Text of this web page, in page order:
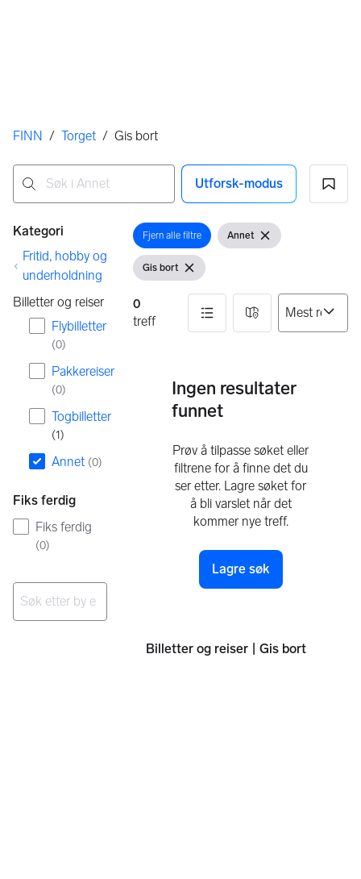
Her er du
FINN / Torget / Gis bort
Utforsk-modus
Filtre
Kategori
Fritid, hobby og
underholdning
Billetter og reiser
Flybilletter
(0)
Pakkereiser
(0)
Togbilletter
(1)
Annet (0)
Fiks ferdig
Fiks ferdig
(0)
Åpne filter
Fjern alle filtre Vis filter
Annet Fjern filter
Vis filter
Gis bort Fjern filter
0
treff
Ingen resultater
funnet
Prøv å tilpasse søket eller
filtrene for å finne det du
ser etter. Lagre søket for
å bli varslet når det
kommer nye treff.
Lagre søk
Billetter og reiser | Gis bort